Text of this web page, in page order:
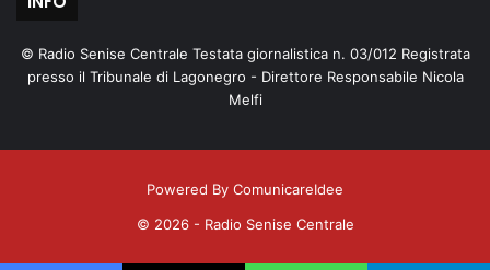
© Radio Senise Centrale Testata giornalistica n. 03/012 Registrata
presso il Tribunale di Lagonegro - Direttore Responsabile Nicola
Melfi
Powered By ComunicareIdee
© 2026 - Radio Senise Centrale